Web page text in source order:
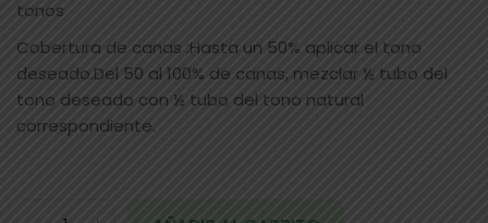
tonos
Cobertura de canas :Hasta un 50% aplicar el tono
deseado.Del 50 al 100% de canas, mezclar ½ tubo del
tono deseado con ½ tubo del tono natural
correspondiente.